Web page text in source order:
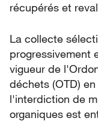
récupérés et
La collecte
progressivement
vigueur de
déchets (OTD)
l'interdiction de
organiques est